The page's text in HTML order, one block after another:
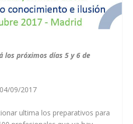
los próximos días 5 y 6 de
09/2017
ultima los preparativos para